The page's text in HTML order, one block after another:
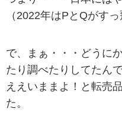
（2022年はPとQがす
で、まぁ・・・どうに
たり調べたりしてたん
ええいままよ！と転売
た。